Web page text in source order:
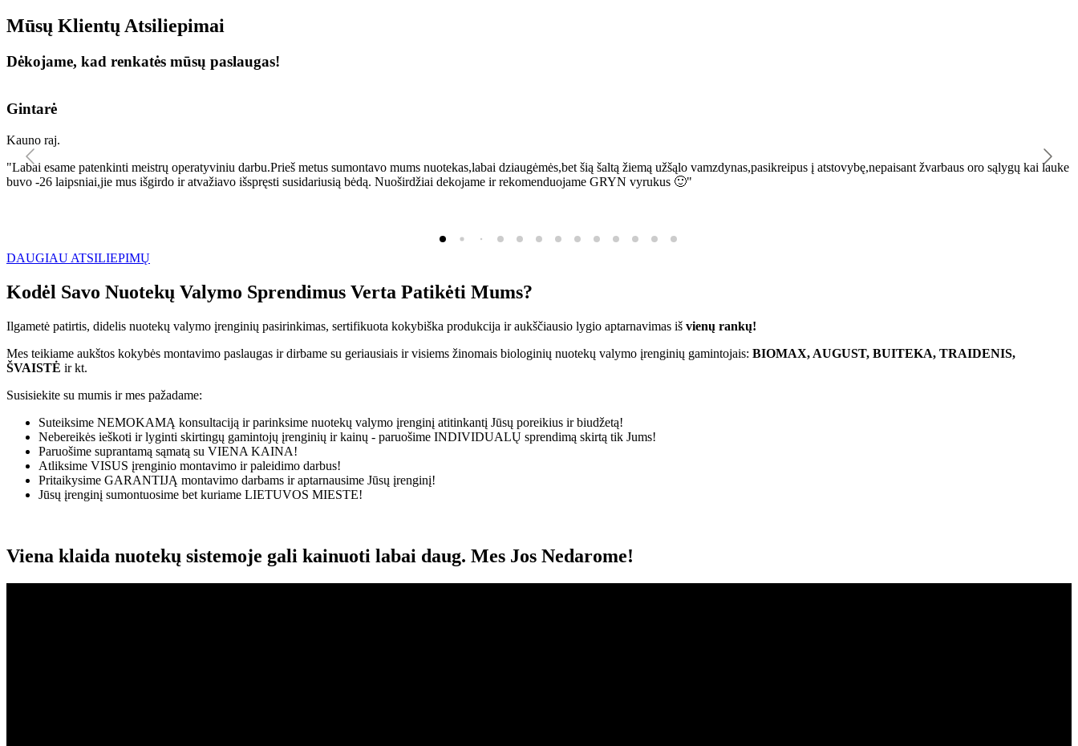
Mūsų Klientų Atsiliepimai
Dėkojame, kad renkatės mūsų paslaugas!
Gintarė
Kauno raj.
"Labai esame patenkinti meistrų operatyviniu darbu.Prieš metus sumontavo mums nuotekas,labai dziaugėmės,bet šią šaltą žiemą užšąlo vamzdynas,pasikreipus į atstovybę,nepaisant žvarbaus oro sąlygų kai lauke
buvo -26 laipsniai,jie mus išgirdo ir atvažiavo išspręsti susidariusią bėdą. Nuoširdžiai dekojame ir rekomenduojame GRYN vyrukus 🙂"
DAUGIAU ATSILIEPIMŲ
Kodėl Savo Nuotekų Valymo Sprendimus Verta Patikėti Mums?
Ilgametė patirtis, didelis nuotekų valymo įrenginių pasirinkimas, sertifikuota kokybiška produkcija ir aukščiausio lygio aptarnavimas iš vienų rankų!
Mes teikiame aukštos kokybės montavimo paslaugas ir dirbame su geriausiais ir visiems žinomais biologinių nuotekų valymo įrenginių gamintojais: BIOMAX, AUGUST, BUITEKA, TRAIDENIS,
ŠVAISTĖ ir kt.
Susisiekite su mumis ir mes pažadame:
Suteiksime NEMOKAMĄ konsultaciją ir parinksime nuotekų valymo įrenginį atitinkantį Jūsų poreikius ir biudžetą!
Nebereikės ieškoti ir lyginti skirtingų gamintojų įrenginių ir kainų - paruošime INDIVIDUALŲ sprendimą skirtą tik Jums!
Paruošime suprantamą sąmatą su VIENA KAINA!
Atliksime VISUS įrenginio montavimo ir paleidimo darbus!
Pritaikysime GARANTIJĄ montavimo darbams ir aptarnausime Jūsų įrenginį!
Jūsų įrenginį sumontuosime bet kuriame LIETUVOS MIESTE!
Viena klaida nuotekų sistemoje gali kainuoti labai daug. Mes Jos Nedarome!